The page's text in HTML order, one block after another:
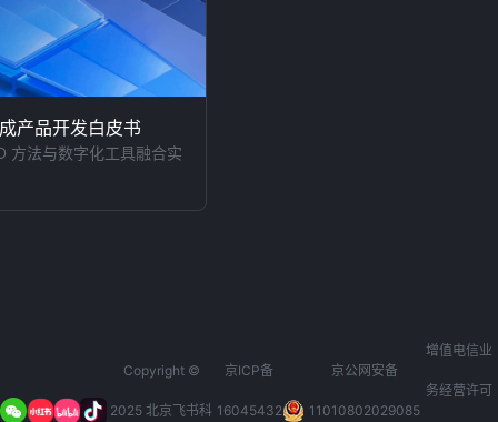
产品开发白皮书
方法与数字化工具融合实
Copyright ©
2025 北京飞书科
京ICP备
16045432
京公网安备
11010802029085
增值电信业
务经营许可